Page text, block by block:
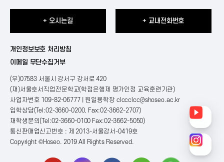
+ 오시는길 + 교내전화번호
개인정보보호 처리방침
이메일 무단수집거부
(우)07583 서울시 강서구 강서로 420
(재)서울호서직업전문학교(학점은행제 평가인정 교육훈련기관)
사업자번호 109-82-06777 | 원일용학장 clccclcc@shoseo.ac.kr
입학상담(Tel:02-3660-0200, Fax:02-3662-2707)
재학생문의(Tel:02-3660-0100 Fax:02-3662-5050)
통신판매업신고번호 : 제 2013-서울강서-0419호
Copyright ©Hoseo. 2019 All Rights Reserved.